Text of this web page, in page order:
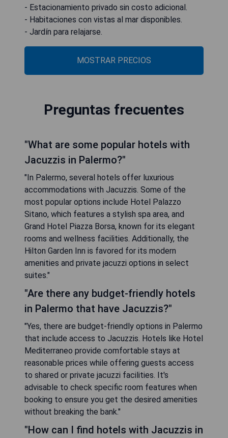
- Estacionamiento privado sin costo adicional.
- Habitaciones con vistas al mar disponibles.
- Jardín para relajarse.
MOSTRAR PRECIOS
Preguntas frecuentes
"What are some popular hotels with
Jacuzzis in Palermo?"
"In Palermo, several hotels offer luxurious
accommodations with Jacuzzis. Some of the
most popular options include Hotel Palazzo
Sitano, which features a stylish spa area, and
Grand Hotel Piazza Borsa, known for its elegant
rooms and wellness facilities. Additionally, the
Hilton Garden Inn is favored for its modern
amenities and private jacuzzi options in select
suites."
"Are there any budget-friendly hotels
in Palermo that have Jacuzzis?"
"Yes, there are budget-friendly options in Palermo
that include access to Jacuzzis. Hotels like Hotel
Mediterraneo provide comfortable stays at
reasonable prices while offering guests access
to shared or private jacuzzi facilities. It's
advisable to check specific room features when
booking to ensure you get the desired amenities
without breaking the bank."
"How can I find hotels with Jacuzzis in